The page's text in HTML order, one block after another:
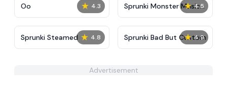
★ 4.3
Oo ★ 4.5
Sprunki Monster Music
Beats
★ 4.8
Sprunki Steamed ★ 4.9
Sprunki Bad But Custom
Advertisement